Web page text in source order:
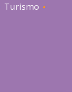
Turismo